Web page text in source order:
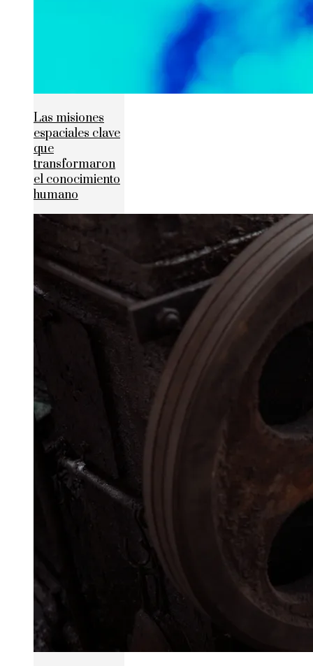
Las misiones
espaciales clave
que
transformaron
el conocimiento
humano